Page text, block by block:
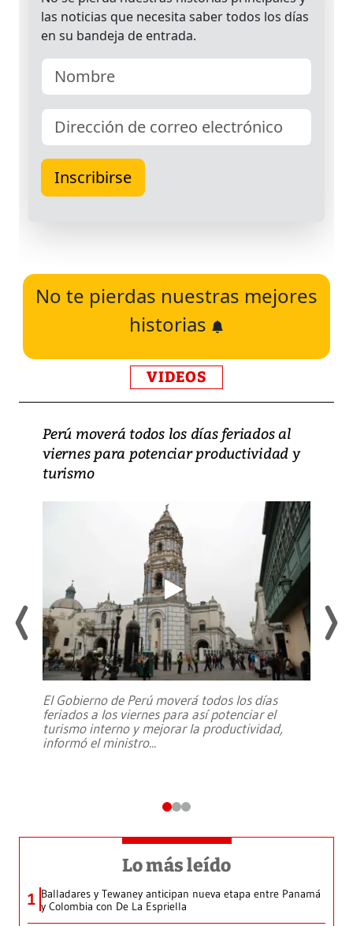
No te pierdas nuestras mejores
historias
VIDEOS
Perú moverá todos los días feriados al
viernes para potenciar productividad y
turismo
El Gobierno de Perú moverá todos los días
feriados a los viernes para así potenciar el
turismo interno y mejorar la productividad,
informó el ministro...
Lo más leído
1 Balladares y Tewaney anticipan nueva etapa entre Panamá
y Colombia con De La Espriella